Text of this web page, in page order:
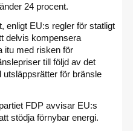
24 procent.
enligt EU:s regler för statligt
delvis kompensera
itu med risken för
till följd av det
för bränsle
FDP avvisar EU:s
stödja förnybar energi.